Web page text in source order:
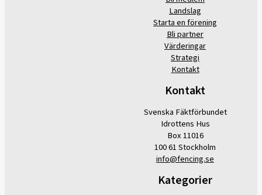
Landslag
Starta en förening
Bli partner
Värderingar
Strategi
Kontakt
Kontakt
Svenska Fäktförbundet
Idrottens Hus
Box 11016
100 61 Stockholm
info@fencing.se
Kategorier